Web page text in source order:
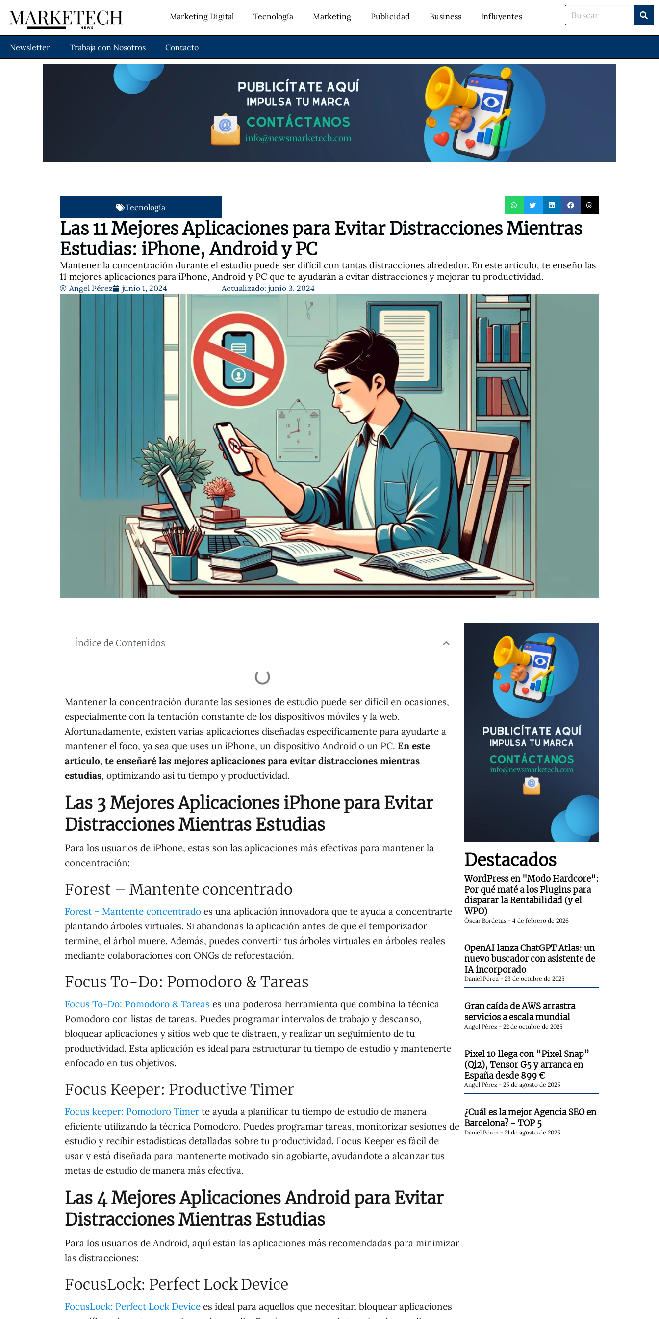
Marketing Digital Tecnología Marketing Publicidad Business Influyentes
Newsletter Trabaja con Nosotros Contacto
Tecnología
Las 11 Mejores Aplicaciones para Evitar Distracciones Mientras
Estudias: iPhone, Android y PC
Mantener la concentración durante el estudio puede ser difícil con tantas distracciones alrededor. En este artículo, te enseño las
11 mejores aplicaciones para iPhone, Android y PC que te ayudarán a evitar distracciones y mejorar tu productividad.
Angel Pérez junio 1, 2024 Actualizado: junio 3, 2024
Índice de Contenidos
Mantener la concentración durante las sesiones de estudio puede ser difícil en ocasiones,
especialmente con la tentación constante de los dispositivos móviles y la web.
Afortunadamente, existen varias aplicaciones diseñadas específicamente para ayudarte a
mantener el foco, ya sea que uses un iPhone, un dispositivo Android o un PC. En este
artículo, te enseñaré las mejores aplicaciones para evitar distracciones mientras
estudias, optimizando así tu tiempo y productividad.
Las 3 Mejores Aplicaciones iPhone para Evitar
Distracciones Mientras Estudias
Para los usuarios de iPhone, estas son las aplicaciones más efectivas para mantener la
concentración:
Forest – Mantente concentrado
Forest – Mantente concentrado es una aplicación innovadora que te ayuda a concentrarte
plantando árboles virtuales. Si abandonas la aplicación antes de que el temporizador
termine, el árbol muere. Además, puedes convertir tus árboles virtuales en árboles reales
mediante colaboraciones con ONGs de reforestación.
Focus To-Do: Pomodoro & Tareas
Focus To-Do: Pomodoro & Tareas es una poderosa herramienta que combina la técnica
Pomodoro con listas de tareas. Puedes programar intervalos de trabajo y descanso,
bloquear aplicaciones y sitios web que te distraen, y realizar un seguimiento de tu
productividad. Esta aplicación es ideal para estructurar tu tiempo de estudio y mantenerte
enfocado en tus objetivos.
Focus Keeper: Productive Timer
Focus keeper: Pomodoro Timer te ayuda a planificar tu tiempo de estudio de manera
eficiente utilizando la técnica Pomodoro. Puedes programar tareas, monitorizar sesiones de
estudio y recibir estadísticas detalladas sobre tu productividad. Focus Keeper es fácil de
usar y está diseñada para mantenerte motivado sin agobiarte, ayudándote a alcanzar tus
metas de estudio de manera más efectiva.
Las 4 Mejores Aplicaciones Android para Evitar
Distracciones Mientras Estudias
Para los usuarios de Android, aquí están las aplicaciones más recomendadas para minimizar
las distracciones:
FocusLock: Perfect Lock Device
FocusLock: Perfect Lock Device es ideal para aquellos que necesitan bloquear aplicaciones
Destacados
WordPress en "Modo Hardcore":
Por qué maté a los Plugins para
disparar la Rentabilidad (y el
WPO)
Òscar Bordetas 4 de febrero de 2026
OpenAI lanza ChatGPT Atlas: un
nuevo buscador con asistente de
IA incorporado
Daniel Pérez 23 de octubre de 2025
Gran caída de AWS arrastra
servicios a escala mundial
Angel Pérez 22 de octubre de 2025
Pixel 10 llega con “Pixel Snap”
(Qi2), Tensor G5 y arranca en
España desde 899 €
Angel Pérez 25 de agosto de 2025
¿Cuál es la mejor Agencia SEO en
Barcelona? - TOP 5
Daniel Pérez 21 de agosto de 2025